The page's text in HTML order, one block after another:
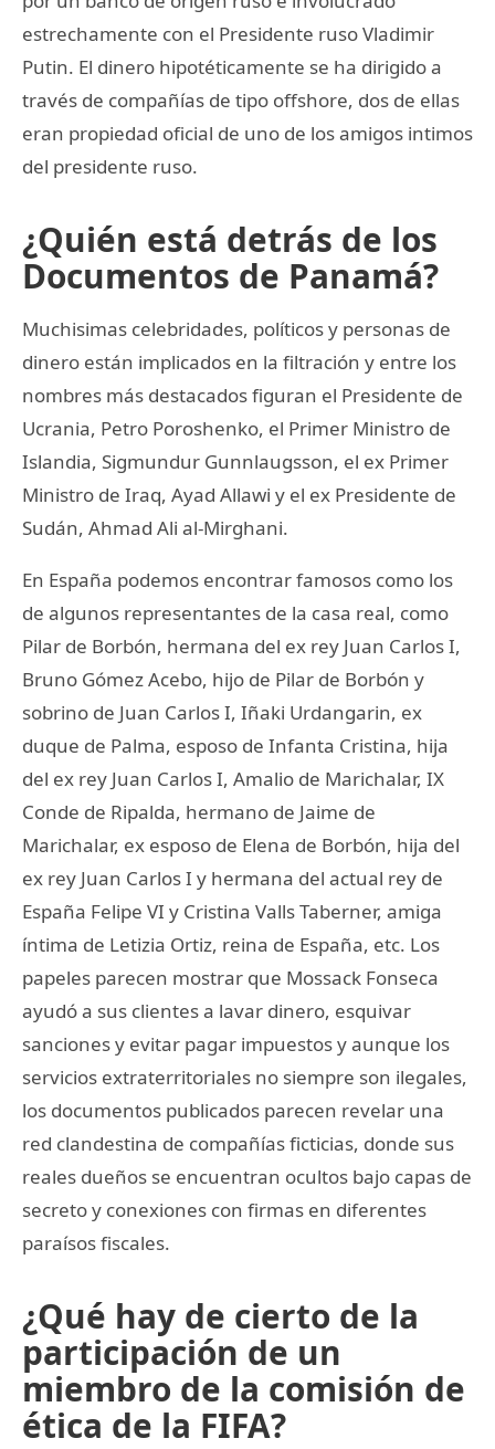
estrechamente con el Presidente ruso Vladimir
Putin. El dinero hipotéticamente se ha dirigido a
través de compañías de tipo offshore, dos de ellas
eran propiedad oficial de uno de los amigos intimos
del presidente ruso.
¿Quién está detrás de los
Documentos de Panamá?
Muchisimas celebridades, políticos y personas de
dinero están implicados en la filtración y entre los
nombres más destacados figuran el Presidente de
Ucrania, Petro Poroshenko, el Primer Ministro de
Islandia, Sigmundur Gunnlaugsson, el ex Primer
Ministro de Iraq, Ayad Allawi y el ex Presidente de
Sudán, Ahmad Ali al-Mirghani.
En España podemos encontrar famosos como los
de algunos representantes de la casa real, como
Pilar de Borbón, hermana del ex rey Juan Carlos I,
Bruno Gómez Acebo, hijo de Pilar de Borbón y
sobrino de Juan Carlos I, Iñaki Urdangarin, ex
duque de Palma, esposo de Infanta Cristina, hija
del ex rey Juan Carlos I, Amalio de Marichalar, IX
Conde de Ripalda, hermano de Jaime de
Marichalar, ex esposo de Elena de Borbón, hija del
ex rey Juan Carlos I y hermana del actual rey de
España Felipe VI y Cristina Valls Taberner, amiga
íntima de Letizia Ortiz, reina de España, etc. Los
papeles parecen mostrar que Mossack Fonseca
ayudó a sus clientes a lavar dinero, esquivar
sanciones y evitar pagar impuestos y aunque los
servicios extraterritoriales no siempre son ilegales,
los documentos publicados parecen revelar una
red clandestina de compañías ficticias, donde sus
reales dueños se encuentran ocultos bajo capas de
secreto y conexiones con firmas en diferentes
paraísos fiscales.
¿Qué hay de cierto de la
participación de un
miembro de la comisión de
ética de la FIFA?